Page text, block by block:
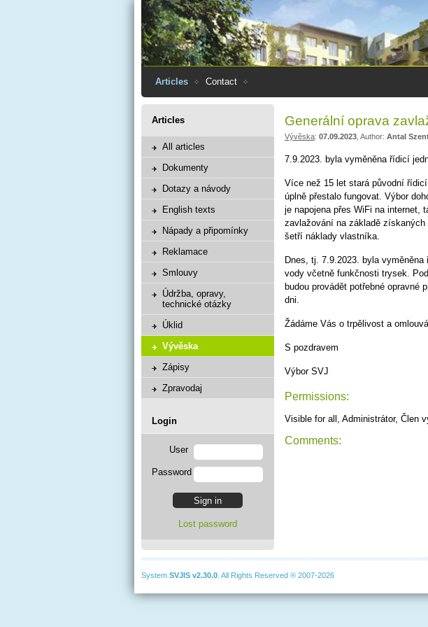
Articles Contact
Articles
All articles
Dokumenty
Dotazy a návody
English texts
Nápady a připomínky
Reklamace
Smlouvy
Údržba, opravy,
technické otázky
Úklid
Vývěska
Zápisy
Zpravodaj
Login
User
Password
Lost password
Generální oprava
Vývěska: 07.09.2023 , Author: Antal
7.9.2023. byla vyměněna řídicí
Více než 15 let stará původní
úplně přestalo fungovat. Výbor
je napojena přes WiFi na internet,
zavlažování na základě
šetří náklady vlastníka.
Dnes, tj. 7.9.2023. byla
vody včetně funkčnosti trysek.
budou provádět potřebné
dni.
Žádáme Vás o trpělivost a
S pozdravem
Výbor SVJ
Permissions:
Visible for all, Administrátor, Člen
Comments:
System SVJIS v2.30.0 . All Rights Reserved ® 2007-2026